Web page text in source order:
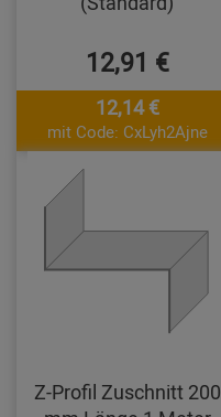
12,91 €
12,14 €
mit Code: CxLyh2Ajne
Z-Profil Zuschnitt 200